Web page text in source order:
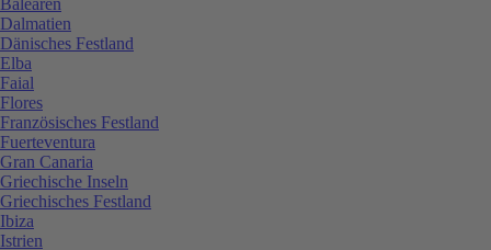
Dalmatien
Dänisches Festland
Elba
Faial
Flores
Französisches Festland
Fuerteventura
Gran Canaria
Griechische Inseln
Griechisches Festland
Ibiza
Istrien